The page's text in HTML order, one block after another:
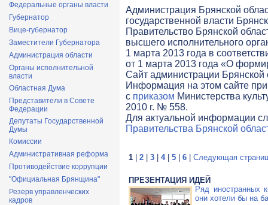
Федеральные органы власти
Губернатор
Вице-губернатор
Заместители Губернатора
Администрация области
Органы исполнительной
власти
Областная Дума
Представители в Совете
Федерации
Депутаты Государственной
Думы
Комиссии
Административная реформа
Противодействие коррупции
"Официальная Брянщина"
Резерв управленческих
кадров
Администрация Брянской
государственной власти
Правительство Брянской
высшего исполнительного
1 марта 2013 года в
от 1 марта 2013 года «О
Cайт администрации Брянской
Информация на этом сайте
с приказом Министерства
2010 г. № 558.
Для актуальной информации
Правительства Брянской
1 2 3 4| 5 6 Следующая
ПРЕЗЕНТАЦИЯ ИДЕЙ
Ряд иностранных
они хотели бы на